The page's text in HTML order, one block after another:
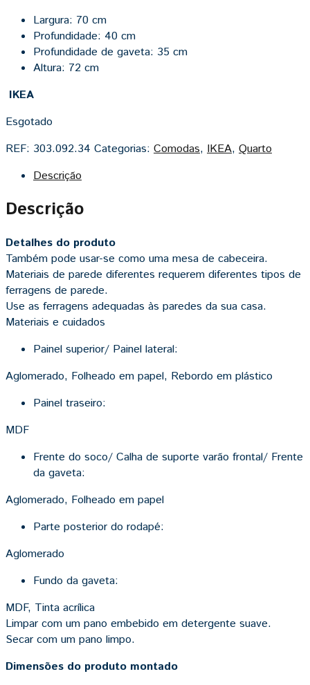
Largura: 70 cm
Profundidade: 40 cm
Profundidade de gaveta: 35 cm
Altura: 72 cm
IKEA
Esgotado
REF: 303.092.34 Categorias: Comodas, IKEA, Quarto
Descrição
Descrição
Detalhes do produto
Também pode usar-se como uma mesa de cabeceira.
Materiais de parede diferentes requerem diferentes tipos de
ferragens de parede.
Use as ferragens adequadas às paredes da sua casa.
Materiais e cuidados
Painel superior/ Painel lateral:
Aglomerado, Folheado em papel, Rebordo em plástico
Painel traseiro:
MDF
Frente do soco/ Calha de suporte varão frontal/ Frente
da gaveta:
Aglomerado, Folheado em papel
Parte posterior do rodapé:
Aglomerado
Fundo da gaveta:
MDF, Tinta acrílica
Limpar com um pano embebido em detergente suave.
Secar com um pano limpo.
Dimensões do produto montado